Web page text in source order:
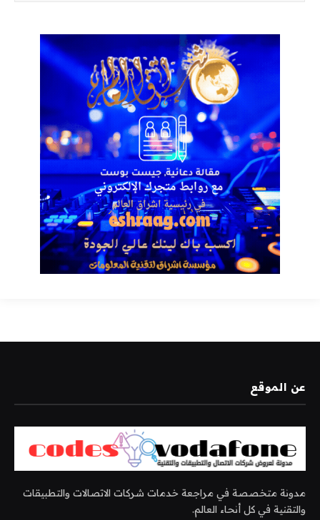
عن الموقع
مدونة متخصصة في مراجعة خدمات شركات الاتصالات والتطبيقات
والتقنية في كل أنحاء العالم.